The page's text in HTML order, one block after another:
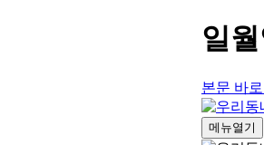
일
본문 바로
메뉴열기